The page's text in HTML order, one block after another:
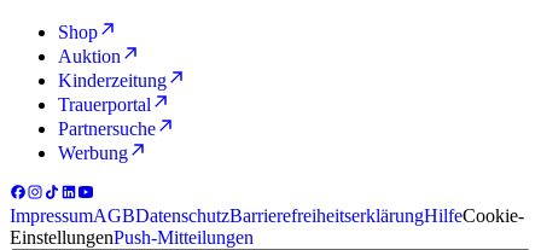
Shop
Auktion
Kinderzeitung
Trauerportal
Partnersuche
Werbung
ImpressumAGBDatenschutzBarrierefreiheitserklärungHilfeCookie-
EinstellungenPush-Mitteilungen